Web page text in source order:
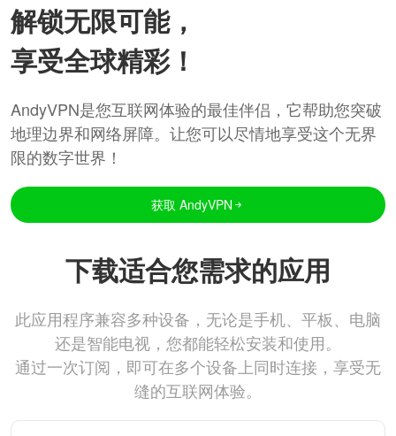
解锁无限可能，
享受全球精彩！
AndyVPN是您互联网体验的最佳伴侣，它帮助您突破
地理边界和网络屏障。让您可以尽情地享受这个无界
限的数字世界！
获取 AndyVPN
下载适合您需求的应用
此应用程序兼容多种设备，无论是手机、平板、电脑
还是智能电视，您都能轻松安装和使用。
通过一次订阅，即可在多个设备上同时连接，享受无
缝的互联网体验。